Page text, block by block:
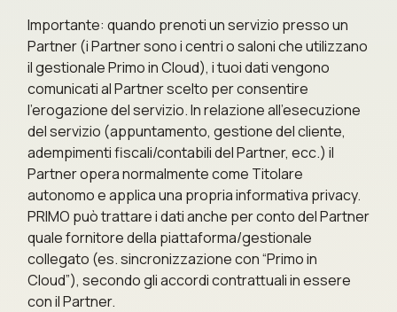
Importante: quando prenoti un servizio presso un
Partner (i Partner sono i centri o saloni che utilizzano
il gestionale Primo in Cloud), i tuoi dati vengono
comunicati al Partner scelto per consentire
l’erogazione del servizio. In relazione all’esecuzione
del servizio (appuntamento, gestione del cliente,
adempimenti fiscali/contabili del Partner, ecc.) il
Partner opera normalmente come Titolare
autonomo e applica una propria informativa privacy.
PRIMO può trattare i dati anche per conto del Partner
quale fornitore della piattaforma/gestionale
collegato (es. sincronizzazione con “Primo in
Cloud”), secondo gli accordi contrattuali in essere
con il Partner.